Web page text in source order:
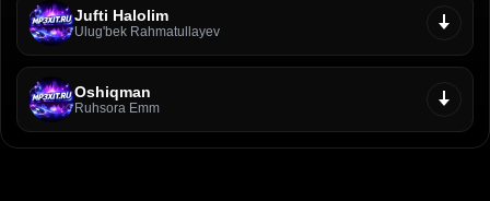
Jufti Halolim
Ulug'bek Rahmatullayev
Oshiqman
Ruhsora Emm